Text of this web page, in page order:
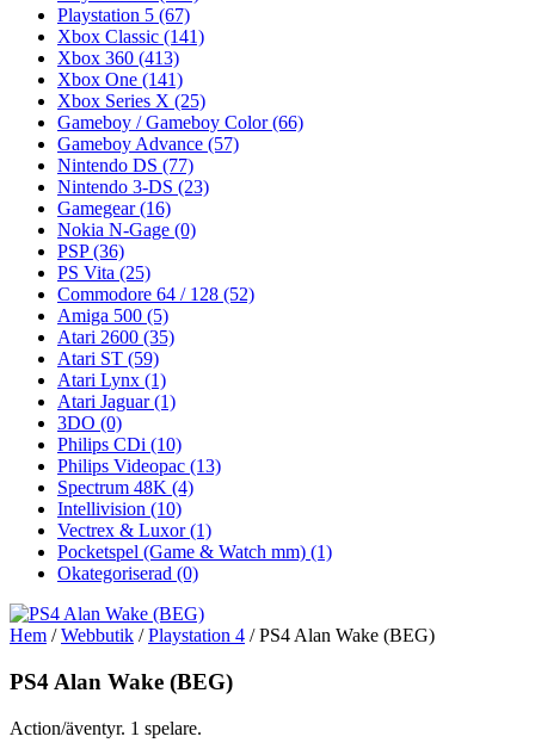
Playstation 5 (67)
Xbox Classic (141)
Xbox 360 (413)
Xbox One (141)
Xbox Series X (25)
Gameboy / Gameboy Color(66)
Gameboy Advance (57)
Nintendo DS (77)
Nintendo 3-DS (23)
Gamegear(16)
Nokia N-Gage (0)
PSP(36)
PS Vita (25)
Commodore 64 / 128 (52)
Amiga 500 (5)
Atari 2600 (35)
Atari ST (59)
Atari Lynx (1)
Atari Jaguar(1)
3DO (0)
Philips CDi (10)
Philips Videopac (13)
Spectrum 48K (4)
Intellivision (10)
Vectrex & Luxor(1)
Pocketspel (Game & Watch mm) (1)
Okategoriserad (0)
Hem /Webbutik /Playstation 4 / PS4 Alan Wake (BEG)
PS4 Alan Wake (BEG)
Action/äventyr. 1 spelare.